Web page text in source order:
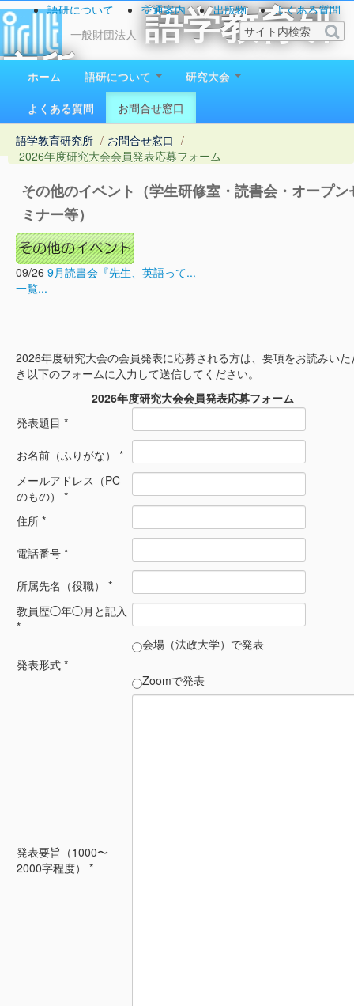
一般財団法人
語学教育研
究所
1923（大正12）年創立
語研について 交通案内 出版物
よくある質問
お問い合わせ
ホーム 語研について
研究大会
よくある質問
お問合せ窓口
語学教育研究所 / お問合せ窓口 /
2026年度研究大会会員発表応募フォーム
その他のイベント（学生研修室・読書会・オープン
ミナー等）
09/26 9月読書会『先生、英語って...
一覧...
2026年度研究大会の会員発表に応募される方は、要項をお読みいた
き以下のフォームに入力して送信してください。
2026年度研究大会会員発表応募フォーム
発表題目 *
お名前（ふりがな） *
メールアドレス（PC
のもの） *
住所 *
電話番号 *
所属先名（役職） *
教員歴◯年◯月と記入
*
発表形式 *
会場（法政大学）で発表
Zoomで発表
発表要旨（1000〜
2000字程度） *